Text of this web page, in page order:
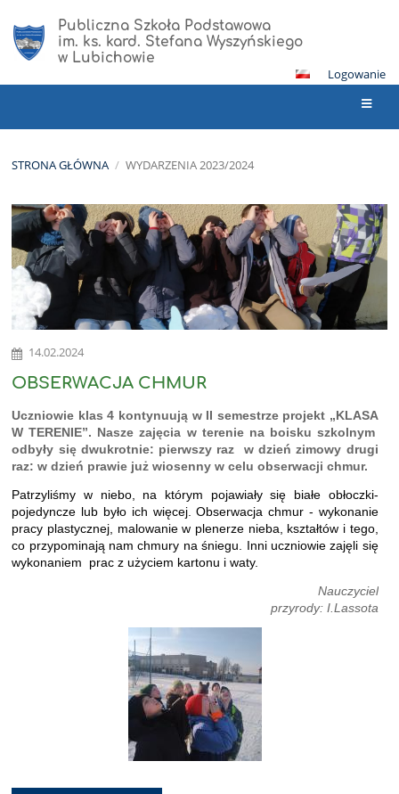
Publiczna Szkoła Podstawowa
im. ks. kard. Stefana Wyszyńskiego
w Lubichowie
Logowanie
STRONA GŁÓWNA / WYDARZENIA 2023/2024
Wydarzenia
2023/2024
14.02.2024
OBSERWACJA CHMUR
Uczniowie klas 4 kontynuują w II semestrze projekt „KLASA
W TERENIE”. Nasze zajęcia w terenie na boisku szkolnym
odbyły się dwukrotnie: pierwszy raz w dzień zimowy drugi
raz: w dzień prawie już wiosenny w celu obserwacji chmur.
Patrzyliśmy w niebo, na którym pojawiały się białe obłoczki-
pojedyncze lub było ich więcej. Obserwacja chmur - wykonanie
pracy plastycznej, malowanie w plenerze nieba, kształtów i tego,
co przypominają nam chmury naśniegu . Inni uczniowie zajęli się
wykonaniem prac z użyciem kartonu i waty.
Nauczyciel
przyrody: I.Lassota